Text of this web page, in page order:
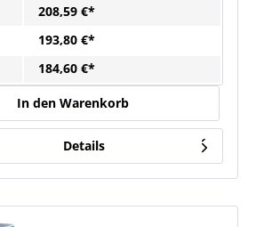
208,59 €*
193,80 €*
184,60 €*
In den Warenkorb
Details